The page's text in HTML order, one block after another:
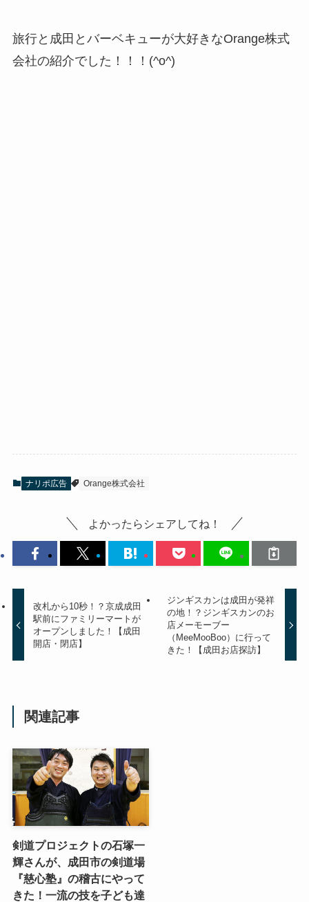
旅行と成田とバーベキューが大好きなOrange株式
会社の紹介でした！！！(^o^)
ナリポ広告 Orange株式会社
よかったらシェアしてね！
改札から10秒！？京成成田
駅前にファミリーマートが
オープンしました！【成田
開店・閉店】
ジンギスカンは成田が発祥
の地！？ジンギスカンのお
店メーモーブー
（MeeMooBoo）に行って
きた！【成田お店探訪】
関連記事
剣道プロジェクトの石塚一
輝さんが、成田市の剣道場
『慈心塾』の稽古にやって
きた！一流の技を子ども達